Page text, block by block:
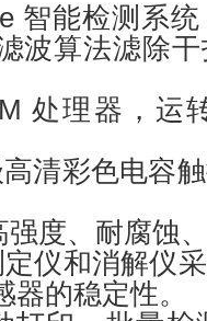
智能检测系
波算法滤除
处理器，运
清彩色电容
强度、耐腐蚀
仪和消解仪
的稳定性。